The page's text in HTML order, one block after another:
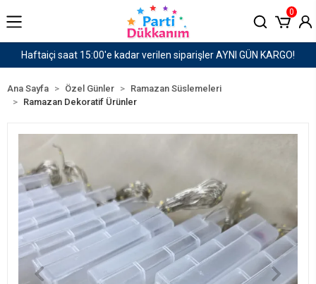
1500 TL ve Üzeri Kargo Ücretsiz!
0
Ana Sayfa Özel Günler
Ramazan Süslemeleri
Ramazan Dekoratif Ürünler